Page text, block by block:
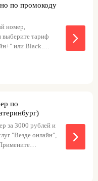
по промокоду
номер,
выберите тариф
или Black.
заказа, и
с
Black.
по
за 3000 рублей и
"Везде онлайн",
- и ваш
вы можете